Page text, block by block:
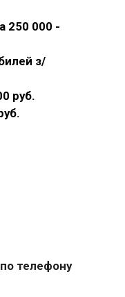
250 000 -
з/
руб.
телефону